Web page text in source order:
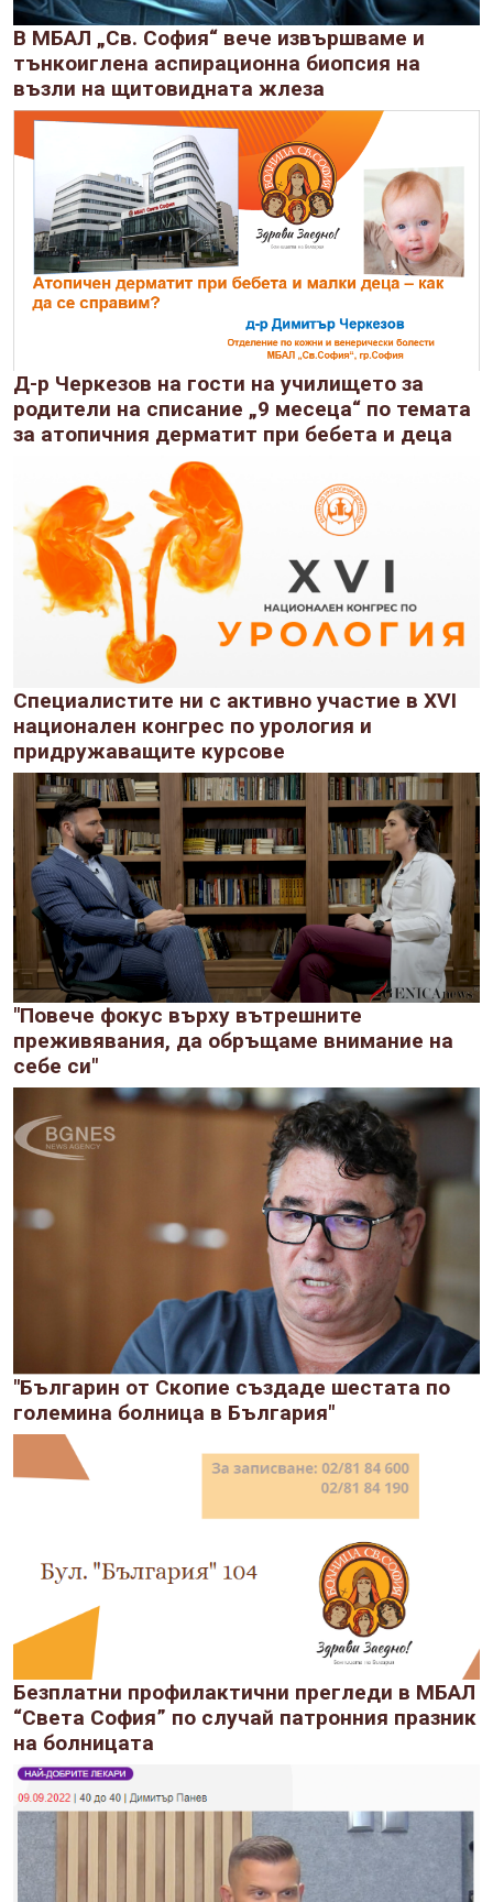
В МБАЛ „Св. София“ вече извършваме и
тънкоиглена аспирационна биопсия на
възли на щитовидната жлеза
Д-р Черкезов на гости на училището за
родители на списание „9 месеца“ по темата
за атопичния дерматит при бебета и деца
Специалистите ни с активно участие в XVI
национален конгрес по урология и
придружаващите курсове
"Повече фокус върху вътрешните
преживявания, да обръщаме внимание на
себе си"
"Българин от Скопие създаде шестата по
големина болница в България"
Безплатни профилактични прегледи в МБАЛ
“Света София” по случай патронния празник
на болницата